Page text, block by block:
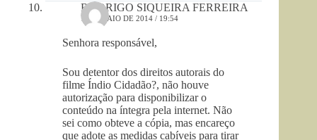
RODRIGO SIQUEIRA FERREIRA
1 DE MAIO DE 2014 / 19:54
Senhora responsável,
Sou detentor dos direitos autorais do
filme Índio Cidadão?, não houve
autorização para disponibilizar o
conteúdo na íntegra pela internet. Não
sei como obteve a cópia, mas encareço
que adote as medidas cabíveis para tirar